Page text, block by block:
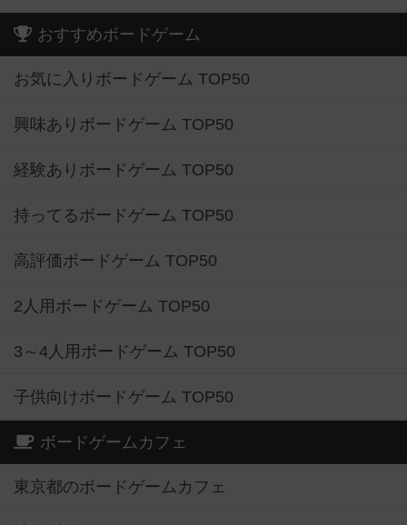
おすすめボードゲーム
お気に入りボードゲーム TOP50
興味ありボードゲーム TOP50
経験ありボードゲーム TOP50
持ってるボードゲーム TOP50
高評価ボードゲーム TOP50
2人用ボードゲーム TOP50
3～4人用ボードゲーム TOP50
子供向けボードゲーム TOP50
ボードゲームカフェ
東京都のボードゲームカフェ